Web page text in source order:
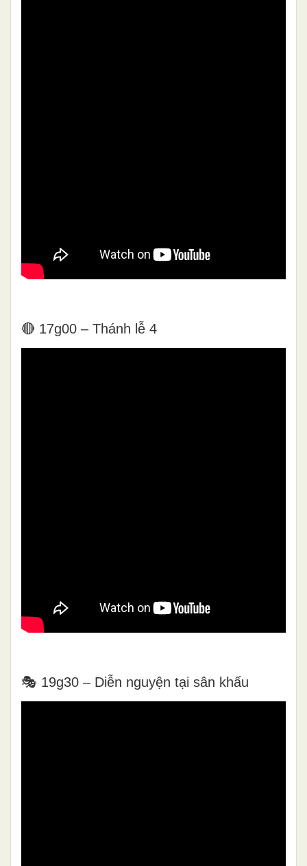
🔴 17g00 – Thánh lễ 4
🎭 19g30 – Diễn nguyện tại sân khấu